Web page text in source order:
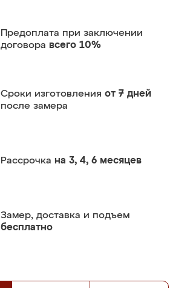
Предоплата при заключении
договора всего 10%
Сроки изготовления от 7 дней
после замера
Рассрочка на 3, 4, 6 месяцев
Замер, доставка и подъем
бесплатно